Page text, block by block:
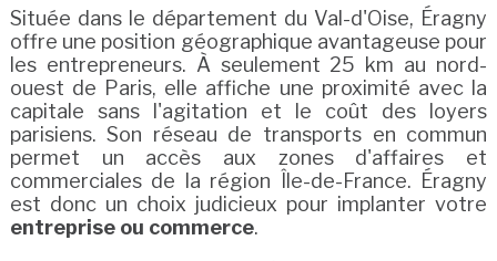
Située dans le département du Val-d'Oise, Éragny
offre une position géographique avantageuse pour
les entrepreneurs. À seulement 25 km au nord-
ouest de Paris, elle affiche une proximité avec la
capitale sans l'agitation et le coût des loyers
parisiens. Son réseau de transports en commun
permet un accès aux zones d'affaires et
commerciales de la région Île-de-France. Éragny
est donc un choix judicieux pour implanter votre
entreprise ou commerce.